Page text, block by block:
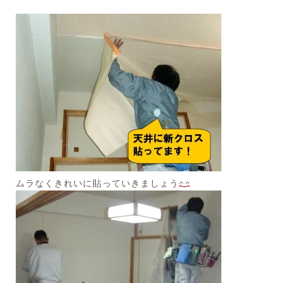
ムラなくきれいに貼っていきましょう